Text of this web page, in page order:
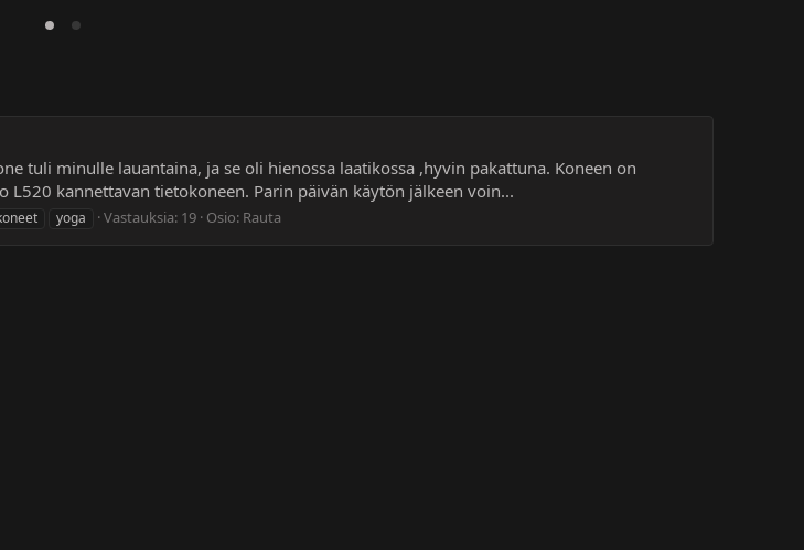
tuli minulle lauantaina, ja se oli hienossa laatikossa ,hyvin pakattuna. Koneen on
kannettavan tietokoneen. Parin päivän käytön jälkeen voin...
yoga Vastauksia: 19 Osio: Rauta